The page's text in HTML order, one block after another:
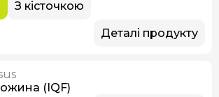
З кісточкою
Деталі продукту
(IQF)